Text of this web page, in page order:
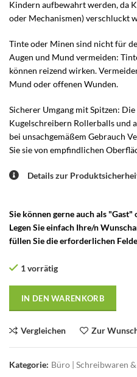
Kindern aufbewahrt werden, da
oder Mechanismen) verschluckt
Tinte oder Minen sind nicht für
Augen und Mund vermeiden:
können reizend wirken.
Mund oder offenen Wunden.
Sicherer Umgang mit Spitzen:
Kugelschreibern Rollerballs und
bei unsachgemäßem Gebrauch
Sie sie von empfindlichen
Details zur
Sie können gerne auch als
Legen Sie einfach Ihre/n
füllen Sie die erforderlichen
1 vorrätig
IN DEN WARENKORB
Vergleichen Zur
Kategorie: Büro | Schreibwaren